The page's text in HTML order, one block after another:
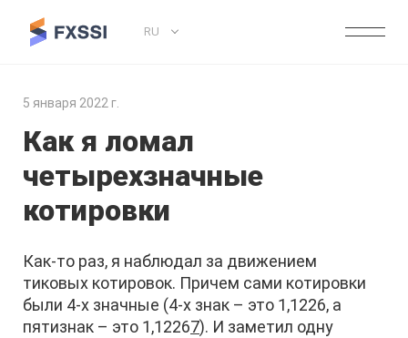
RU
5 января 2022 г.
Как я ломал
четырехзначные
котировки
Как-то раз, я наблюдал за движением
тиковых котировок. Причем сами котировки
были 4-х значные (4-х знак – это 1,1226, а
пятизнак – это 1,12267). И заметил одну